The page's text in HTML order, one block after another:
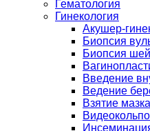
Гематология
Гинекология
Акушер-
Биопсия
Биопсия
Введение
Ведение
Взятие мазка